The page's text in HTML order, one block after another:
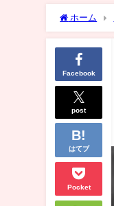
ホーム
Facebook
post
はてブ
Pocket